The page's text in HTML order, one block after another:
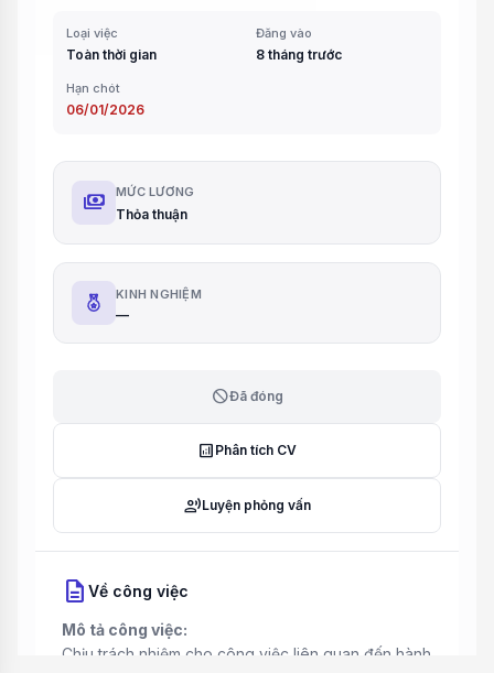
Loại việc
Toàn thời gian
Đăng vào
8 tháng trước
Hạn chót
06/01/2026
payments MỨC LƯƠNG
Thỏa thuận
KINH NGHIỆM
—
blockĐã đóng
analytics Phân tích CV
record_voice_overLuyện phỏng vấn
description Về công việc
Mô tả công việc:
Chịu trách nhiệm cho công việc liên quan đến hành